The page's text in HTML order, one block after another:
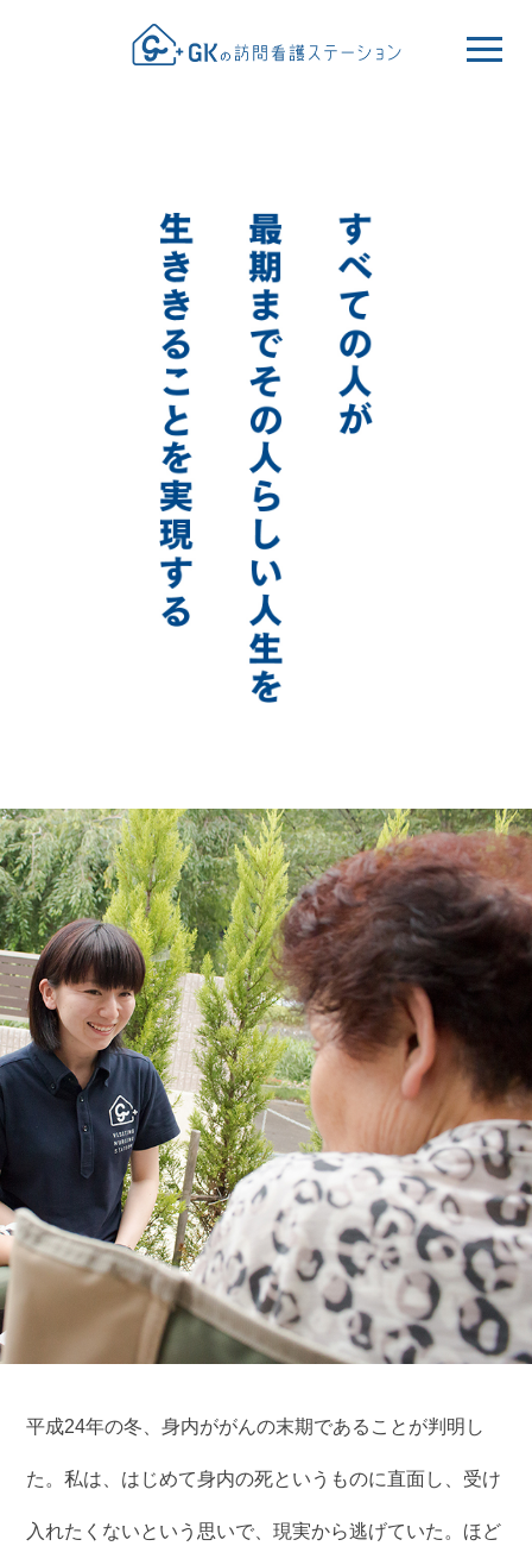
平成24年の冬、身内ががんの末期であることが判明し
た。私は、はじめて身内の死というものに直面し、受け
入れたくないという思いで、現実から逃げていた。ほど